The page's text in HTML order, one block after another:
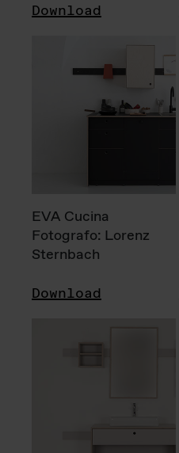
Download
EVA Cucina
Fotografo: Lorenz
Sternbach
Download